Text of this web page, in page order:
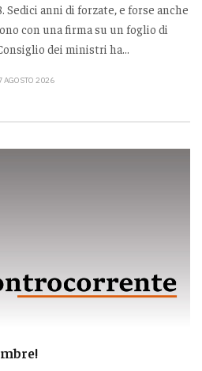
anni di forzate, e forse anche
con una firma su un foglio di
dei ministri ha...
AGOSTO 2026